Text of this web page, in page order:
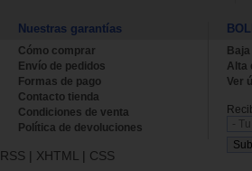
Nuestras garantías
Cómo comprar
Envío de pedidos
Formas de pago
Contacto tienda
Condiciones de venta
Política de devoluciones
Alta
Ver
RSS | XHTML | CSS